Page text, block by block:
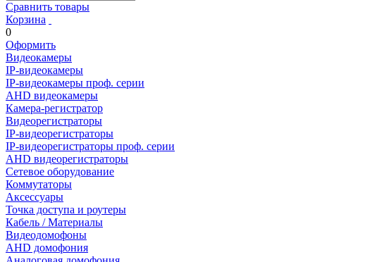
Сравнить товары
Корзина
0
Оформить
Видеокамеры
IP-видеокамеры
IP-видеокамеры проф. серии
AHD видеокамеры
Камера-регистратор
Видеорегистраторы
IP-видеорегистраторы
IP-видеорегистраторы проф. серии
AHD видеорегистраторы
Сетевое оборудование
Коммутаторы
Аксессуары
Точка доступа и роутеры
Кабель / Материалы
Видеодомофоны
AHD домофония